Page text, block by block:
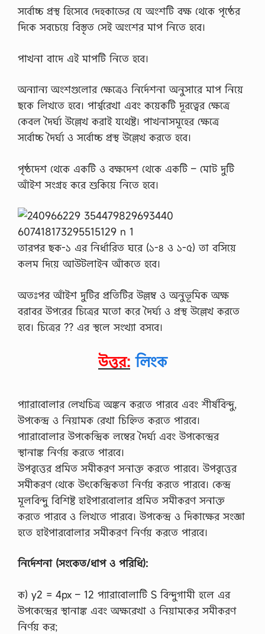
সর্বোচ্চ প্রস্থ হিসেবে দেহকাডের যে অংশটি বক্ষ থেকে পৃষ্ঠের
দিকে সবচেয়ে বিস্তৃত সেই অংশের মাপ নিতে হবে।
পাখনা বাদে এই মাপটি নিতে হবে।
অন্যান্য অংশগুলাের ক্ষেত্রেও নির্দেশনা অনুসারে মাপ নিয়ে
ছকে লিখতে হবে। পার্শ্বরেখা এবং কয়েকটি দূরত্বের ক্ষেত্রে
কেবল দৈর্ঘ্য উল্লেখ করাই যথেষ্ট। পাখনাসমূহের ক্ষেত্রে
সর্বোচ্চ দৈর্ঘ্য ও সর্বোচ্চ প্রস্থ উল্লেখ করতে হবে।
পৃষ্ঠদেশ থেকে একটি ও বক্ষদেশ থেকে একটি – মােট দুটি
আঁইশ সংগ্রহ করে শুকিয়ে নিতে হবে।
তারপর ছক-১ এর নির্ধারিত ঘরে (১-৪ ও ১-৫) তা বসিয়ে
কলম দিয়ে আউটলাইন আঁকতে হবে।
অতঃপর আঁইশ দুটির প্রতিটির উল্লম্ব ও অনুভূমিক অক্ষ
বরাবর উপরের চিত্রের মতাে করে দৈর্ঘ্য ও প্রস্থ উল্লেখ করতে
হবে। চিত্রের ?? এর স্থলে সংখ্যা বসবে।
উত্তর: লিংক
প্যারাবােলার লেখচিত্র অঙ্কন করতে পারবে এবং শীর্ষবিন্দু,
উপকেন্দ্র ও নিয়ামক রেখা চিহ্নিত করতে পারবে।
প্যারাবােলার উপকেন্দ্রিক লম্বের দৈর্ঘ্য এবং উপকেন্দ্রের
স্থানাঙ্ক নির্ণয় করতে পারবে।
উপবৃত্তের প্রমিত সমীকরণ সনাক্ত করতে পারবে। উপবৃত্তের
সমীকরণ থেকে উৎকেন্দ্রিকতা নির্ণয় করতে পারবে। কেন্দ্র
মূলবিন্দু বিশিষ্ট হাইপারবােলার প্রমিত সমীকরণ সনাক্ত
করতে পারবে ও লিখতে পারবে। উপকেন্দ্র ও দিকাক্ষের সংজ্ঞা
হতে হাইপারবােলার সমীকরণ নির্ণয় করতে পারবে।
নির্দেশনা (সংকেত/ধাপ ও পরিধি):
ক) y2 = 4px – 12 প্যারাবােলাটি S বিন্দুগামী হলে এর
উপকেন্দ্রের স্থানাঙ্ক এবং অক্ষরেখা ও নিয়ামকের সমীকরণ
নির্ণয় কর;